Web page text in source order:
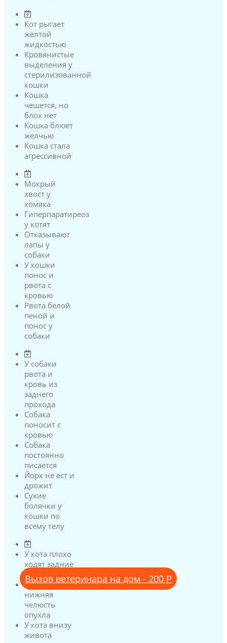
Вызов ветеринара на дом - 200 Р
Кот рыгает
желтой
жидкостью
Кровянистые
выделения у
стерилизованной
кошки
Кошка
чешется, но
блох нет
Кошка блюет
желчью
Кошка стала
агрессивной
Мокрый
хвост у
хомяка
Гиперпаратиреоз
у котят
Отказывают
лапы у
собаки
У кошки
понос и
рвота с
кровью
Рвота белой
пеной и
понос у
собаки
У собаки
рвота и
кровь из
заднего
прохода
Собака
поносит с
кровью
Собака
постоянно
писается
Йорк не ест и
дрожит
Сухие
болячки у
кошки по
всему телу
У кота плохо
ходят задние
лапы
У кота
нижняя
челюсть
опухла
У кота внизу
живота